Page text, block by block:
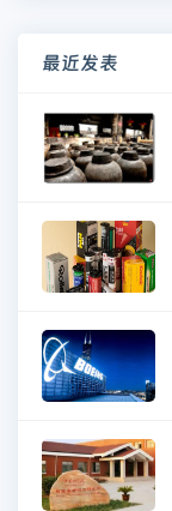
最近发表